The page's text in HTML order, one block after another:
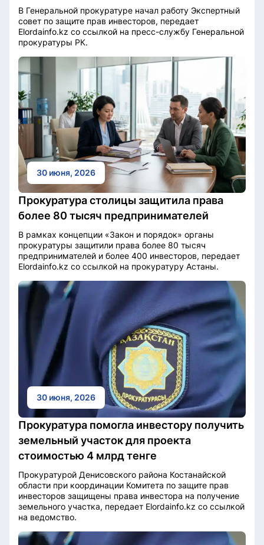
В Генеральной прокуратуре начал работу Экспертный
совет по защите прав инвесторов, передает
Elordainfo.kz со ссылкой на пресс-службу Генеральной
прокуратуры РК.
30 июня, 2026
Прокуратура столицы защитила права
более 80 тысяч предпринимателей
В рамках концепции «Закон и порядок» органы
прокуратуры защитили права более 80 тысяч
предпринимателей и более 400 инвесторов, передает
Elordainfo.kz со ссылкой на прокуратуру Астаны.
30 июня, 2026
Прокуратура помогла инвестору получить
земельный участок для проекта
стоимостью 4 млрд тенге
Прокуратурой Денисовского района Костанайской
области при координации Комитета по защите прав
инвесторов защищены права инвестора на получение
земельного участка, передает Elordainfo.kz со ссылкой
на ведомство.